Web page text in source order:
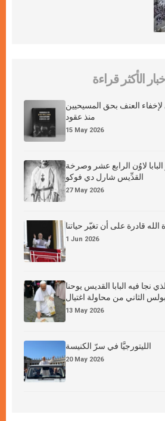
الأكثر قراءة
لإخفاء العنف بحق المسيحيين
منذ عقود
15 May 2026
البابا لاوُن الرابع عشر وصرخة
القدِّيس شارل دي فوكو
27 May 2026
الله قادرة على أن تغيّر حياتنا
1 Jun 2026
نجا فيه البابا القديس يوحنا
بولس الثاني من محاولة اغتيال
13 May 2026
الليتورجيَّا في سرّ الكنيسة
20 May 2026